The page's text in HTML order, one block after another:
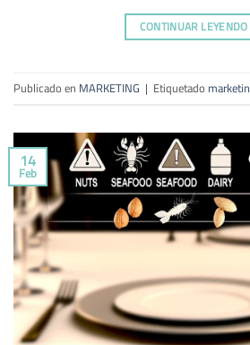
CONTINUAR LEYENDO
Publicado en MARKETING | Etiquetado
14
Feb